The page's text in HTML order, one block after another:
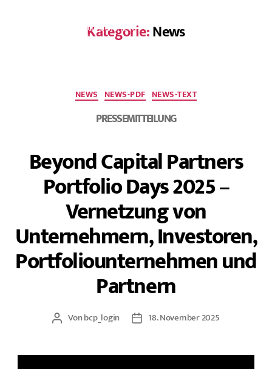
Kategorie:News
NEWS NEWS-PDF NEWS-TEXT
PRESSEMITTEILUNG
Beyond Capital Partners
Portfolio Days 2025 –
Vernetzung von
Unternehmern, Investoren,
Portfoliounternehmen und
Partnern
Vonbcp_login 18. November 2025